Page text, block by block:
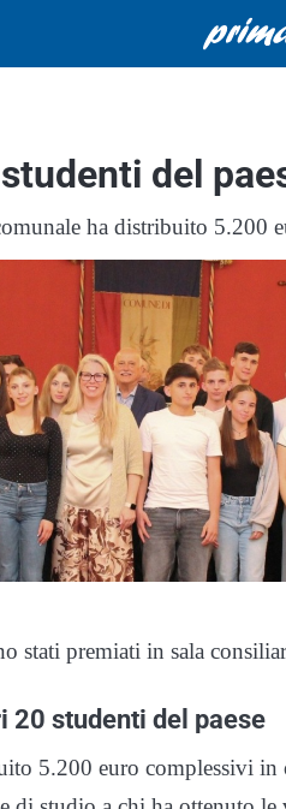
del
ha distribuito 5.200
stati premiati in sala
20 studenti del paese
5.200 euro complessivi in